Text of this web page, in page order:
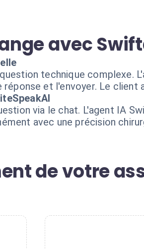
avec
technique complexe.
réponse et l'envoyer. Le client
via le chat. L'agent IA
avec une précision
de votre